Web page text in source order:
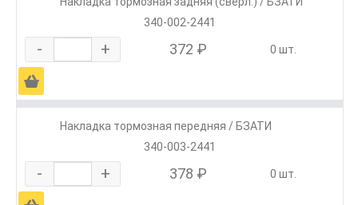
340-002-2441
- + 372 ₽ 0 шт.
Ä
Накладка тормозная передняя / БЗАТИ
340-003-2441
- + 378 ₽ 0 шт.